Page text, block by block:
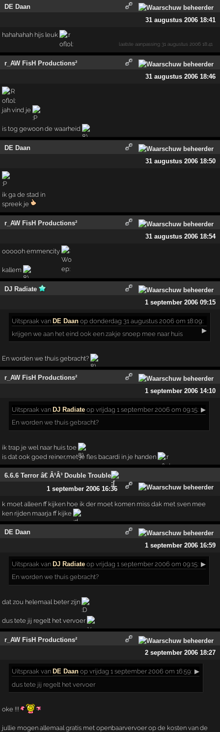
DE Daan
31 augustus 2006 18:41
hahahahah hijs leuk
laatste aanpassing 31 augustus 2006 18:41
r_AW FisH Productions²
31 augustus 2006 18:46
jah vind je
is tog gewoon de waarheid
DE Daan
31 augustus 2006 18:50
ik ga de stad in
spreek je
r_AW FisH Productions²
31 augustus 2006 18:54
oooooh emmencity
kallem
DJ Radiate
1 september 2006 09:15
Uitspraak vanDE Daan op donderdag 31 augustus 2006 om 18:09:
▶
krijgen we aan het eind ook een zakje snoep mee naar huis
En worden we thuis gebracht?
r_AW FisH Productions²
1 september 2006 14:10
Uitspraak van DJ Radiate op vrijdag 1 september 2006 om 09:15: ▶
En worden we thuis gebracht?
ik trap je wel naar huis toe
is dat ook goed reiner,met je fles bacardi in je handen
6.6.6 Terror â€ Â¹Â³ Double Trouble
1 september 2006 16:36
k moet alleen ff kijken hoe ik der moet komen miss dak met sven mee
ken rijden maarja ff kijke
DE Daan
1 september 2006 16:59
Uitspraak van DJ Radiate op vrijdag 1 september 2006 om 09:15: ▶
En worden we thuis gebracht?
dat zou helemaal beter zijn
dus tete jij regelt het vervoer
r_AW FisH Productions²
2 september 2006 18:27
Uitspraak van DE Daan op vrijdag 1 september 2006 om 16:59: ▶
dus tete jij regelt het vervoer
oke !!!
jullie mogen allemaal gratis met openbaarvervoer op de kosten van de